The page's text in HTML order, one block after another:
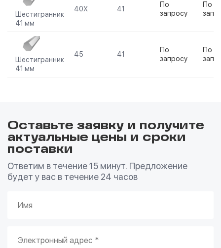
Шестигранник
41 мм
40Х 41
По
запросу
По
Шестигранник
41 мм
45 41
По
запросу
По
Оставьте заявку и получите
актуальные цены и сроки
поставки
Ответим в течение 15 минут. Предложение
будет у вас в течение 24 часов